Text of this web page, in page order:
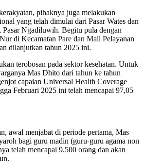
pihaknya juga melakukan
yang telah dimulai dari Pasar Wates dan
Ngadiluwih. Begitu pula dengan
di Kecamatan Pare dan Mall Pelayanan
dilanjutkan tahun 2025 ini.
terobosan pada sektor kesehatan. Untuk
Mas Dhito dari tahun ke tahun
capaian Universal Health Coverage
Februari 2025 ini telah mencapai 97,05
awal menjabat di periode pertama, Mas
bagi guru madin (guru-guru agama non
telah mencapai 9.500 orang dan akan